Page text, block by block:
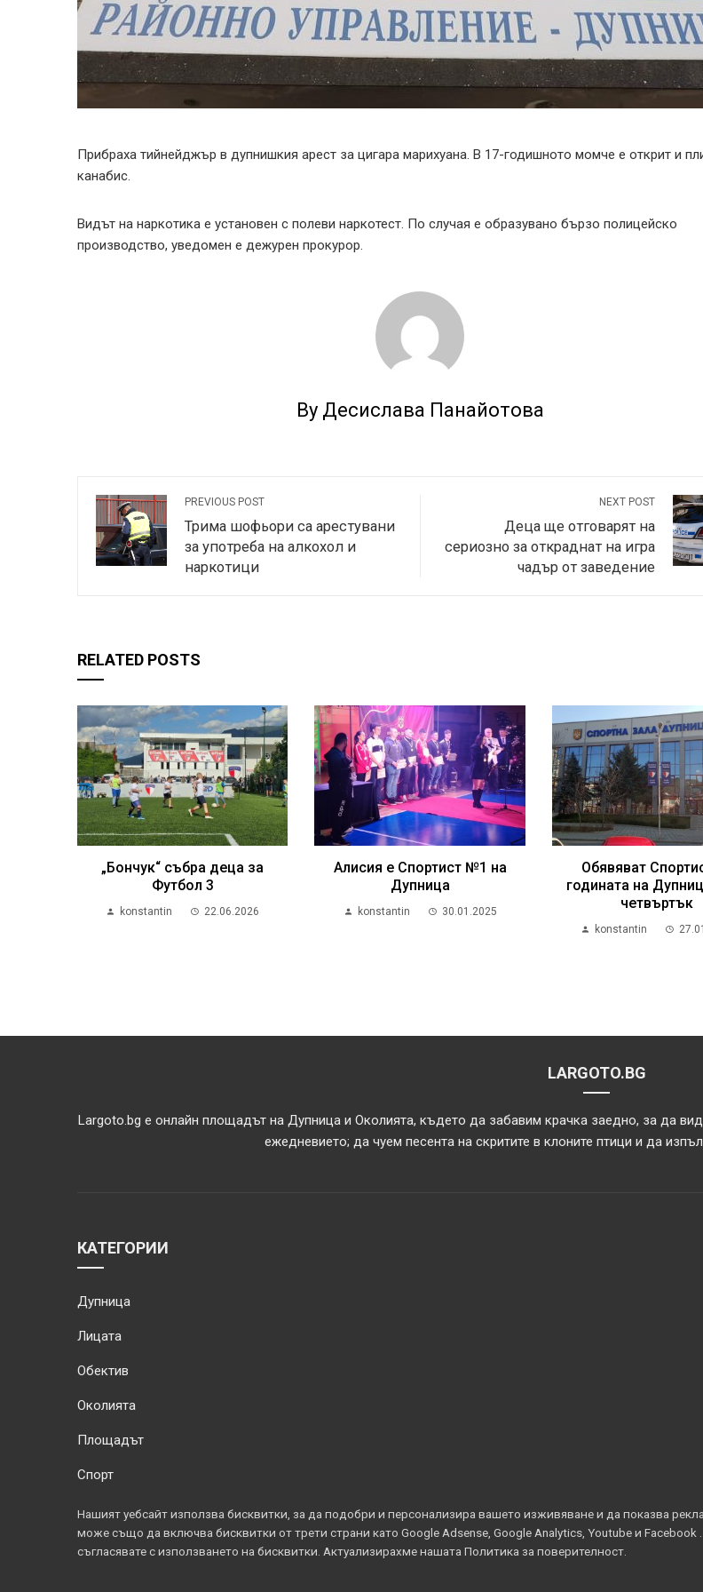
Нашият уебсайт използва бисквитки, за да подобри и персонализира вашето изживяване и да показва
може също да включва бисквитки от трети страни като Google Adsense, Google Analytics, Youtube и Facebook
съгласявате с използването на бисквитки. Актуализирахме нашата Политика за поверителност.
Прибраха тийнейджър в дупнишкия арест за цигара марихуана. В 17-годишното момче е открит и
канабис.
Видът на наркотика е установен с полеви наркотест. По случая е образувано бързо полицейско
производство, уведомен е дежурен прокурор.
By Десислава Панайотова
PREVIOUS POST
Трима шофьори са арестувани
за употреба на алкохол и
наркотици
NEXT POST
Деца ще отговарят на
сериозно за откраднат на игра
чадър от заведение
RELATED POSTS
„Бончук“ събра деца за
Футбол 3
konstantin 22.06.2026
Алисия е Спортист №1 на
Дупница
konstantin 30.01.2025
Обявяват
годината на
четвъртък
konstantin
LARGOTO.BG
Largoto.bg е онлайн площадът на Дупница и Околията, където да забавим крачка заедно, за да
ежедневието; да чуем песента на скритите в клоните птици и да
КАТЕГОРИИ
Дупница
Лицата
Обектив
Околията
Площадът
Спорт